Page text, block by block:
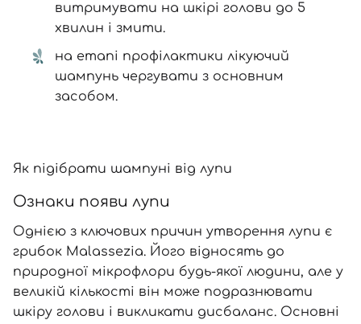
витримувати на шкірі голови до 5
хвилин і змити.
на етапі профілактики лікуючий
шампунь чергувати з основним
засобом.
Як підібрати шампуні від лупи
Ознаки появи лупи
Однією з ключових причин утворення лупи є
грибок Malassezia. Його відносять до
природної мікрофлори будь-якої людини, але у
великій кількості він може подразнювати
шкіру голови і викликати дисбаланс. Основні